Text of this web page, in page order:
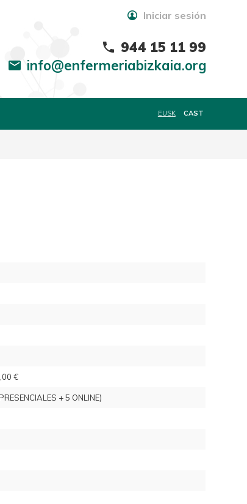
Iniciar sesión
phone 944 15 11 99
mail info@enfermeriabizkaia.org
EUSK CAST
€
+ 5 ONLINE)